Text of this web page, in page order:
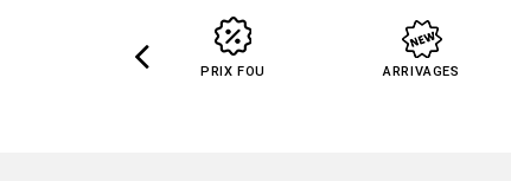
PRIX FOU ARRIVAGES